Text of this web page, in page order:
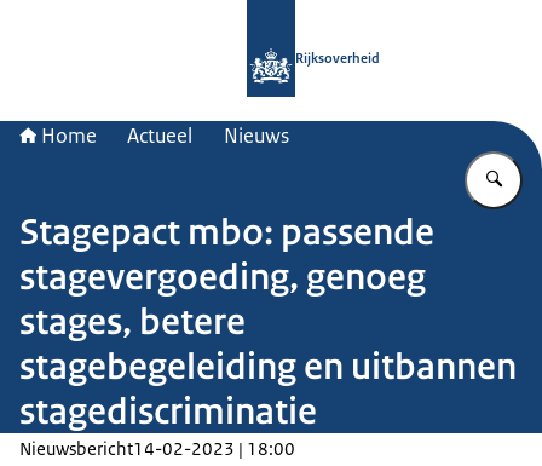
Rijksoverheid
Home Actueel Nieuws
Stagepact mbo: passende
stagevergoeding, genoeg
stages, betere
stagebegeleiding en uitbannen
stagediscriminatie
Nieuwsbericht14-02-2023 | 18:00